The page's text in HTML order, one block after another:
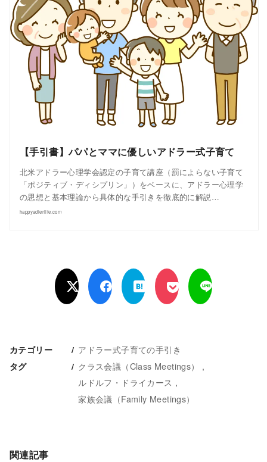
【手引書】パパとママに優しいアドラー式子育て
北米アドラー心理学会認定の子育て講座（罰によらない子育て
「ポジティブ・ディシプリン」）をベースに、アドラー心理学
の思想と基本理論から具体的な手引きを徹底的に解説…
happyadlerlife.com
カテゴリー アドラー式子育ての手引き
タグ
クラス会議（Class Meetings）
ルドルフ・ドライカース
家族会議（Family Meetings）
関連記事